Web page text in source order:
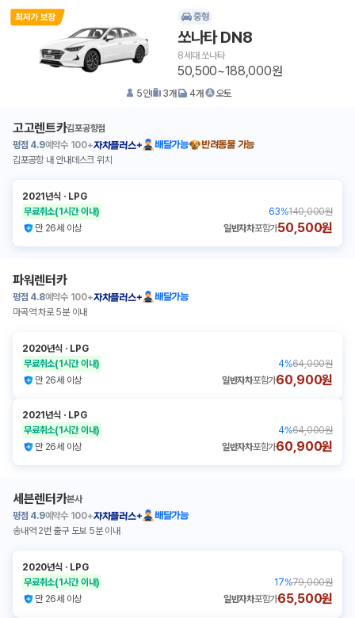
중형
쏘나타 DN8
8세대 쏘나타
50,500~188,000원
5인 3개 4개 오토
고고렌트카김포공항점
평점 4.9예약수 100+자차플러스+ 배달가능
반려동물 가능
김포공항 내 안내데스크 위치
2021년식 ㆍ LPG
무료취소(1시간 이내) 63%140,000원
만 26세 이상
일반자차포함가50,500원
파워렌터카
평점 4.8예약수 100+자차플러스+
배달가능
마곡역 차로 5분 이내
2020년식 ㆍ LPG
무료취소(1시간 이내) 4%64,000원
만 26세 이상
일반자차포함가60,900원
2021년식 ㆍ LPG
무료취소(1시간 이내) 4%64,000원
만 26세 이상
일반자차포함가60,900원
세븐렌터카본사
평점 4.9예약수 100+자차플러스+
배달가능
송내역 2번 출구 도보 5분 이내
2020년식 ㆍ LPG
무료취소(1시간 이내) 17%79,000원
만 26세 이상
일반자차포함가65,500원